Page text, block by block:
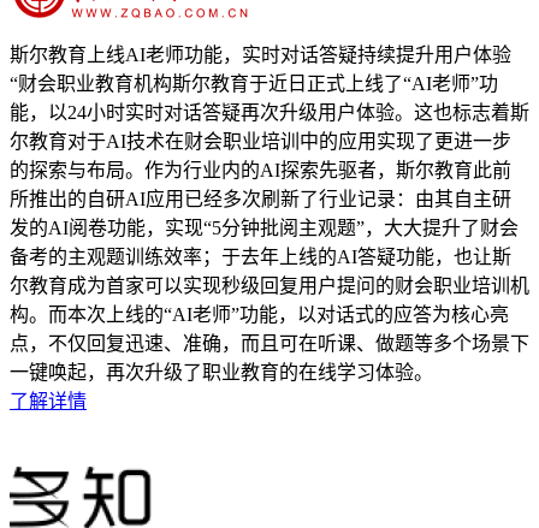
斯尔教育上线AI老师功能，实时对话答疑持续提升用户体验
“财会职业教育机构斯尔教育于近日正式上线了“AI老师”功
能，以24小时实时对话答疑再次升级用户体验。这也标志着斯
尔教育对于AI技术在财会职业培训中的应用实现了更进一步
的探索与布局。作为行业内的AI探索先驱者，斯尔教育此前
所推出的自研AI应用已经多次刷新了行业记录：由其自主研
发的AI阅卷功能，实现“5分钟批阅主观题”，大大提升了财会
备考的主观题训练效率；于去年上线的AI答疑功能，也让斯
尔教育成为首家可以实现秒级回复用户提问的财会职业培训机
构。而本次上线的“AI老师”功能，以对话式的应答为核心亮
点，不仅回复迅速、准确，而且可在听课、做题等多个场景下
一键唤起，再次升级了职业教育的在线学习体验。
了解详情